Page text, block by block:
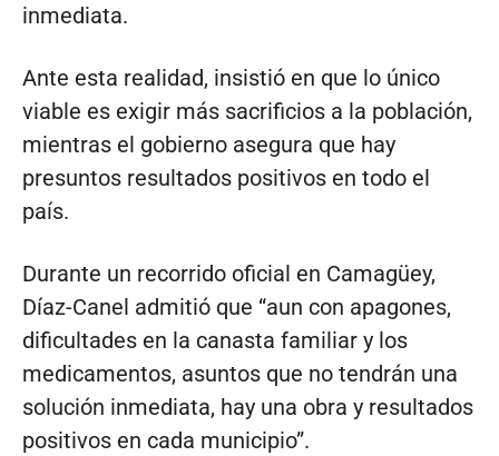
inmediata.
Ante esta realidad, insistió en que lo único
viable es exigir más sacrificios a la población,
mientras el gobierno asegura que hay
presuntos resultados positivos en todo el
país.
Durante un recorrido oficial en Camagüey,
Díaz-Canel admitió que “aun con apagones,
dificultades en la canasta familiar y los
medicamentos, asuntos que no tendrán una
solución inmediata, hay una obra y resultados
positivos en cada municipio”.